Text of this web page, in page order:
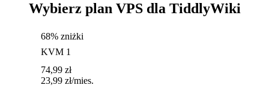
Wybierz plan VPS dla TiddlyWiki
68% zniżki
KVM 1
74,99 zł
23,99 zł/mies.